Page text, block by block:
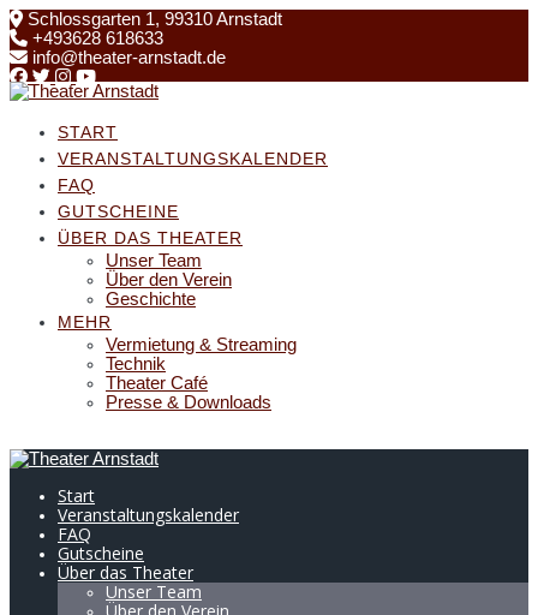
Skip
to
content
Schlossgarten 1, 99310 Arnstadt
+493628 618633
info@theater-arnstadt.de
START
VERANSTALTUNGSKALENDER
FAQ
GUTSCHEINE
ÜBER DAS THEATER
Unser Team
Über den Verein
Geschichte
MEHR
Vermietung & Streaming
Technik
Theater Café
Presse & Downloads
Start
Veranstaltungskalender
FAQ
Gutscheine
Über das Theater
Unser Team
Über den Verein